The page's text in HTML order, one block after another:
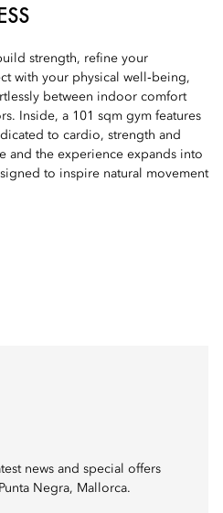
strength, refine your
with your physical well‑being,
between indoor comfort
Inside, a 101 sqm gym features
to cardio, strength and
and the experience expands into
to inspire natural movement
news and special offers
Negra, Mallorca.